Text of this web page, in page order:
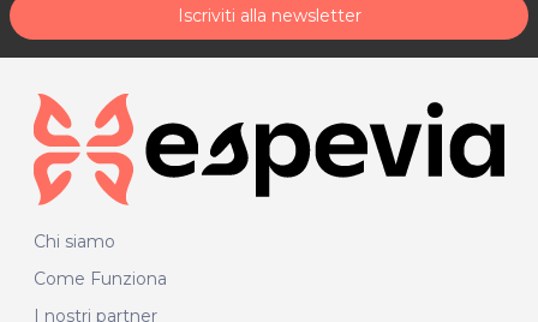
Iscriviti alla newsletter
Chi siamo
Come Funziona
I nostri partner